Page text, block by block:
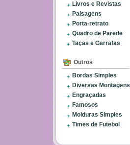
Livros e Revistas
Paisagens
Porta-retrato
Quadro de Parede
Taças e Garrafas
Outros
Bordas Simples
Diversas Montagens
Engraçadas
Famosos
Molduras Simples
Times de Futebol